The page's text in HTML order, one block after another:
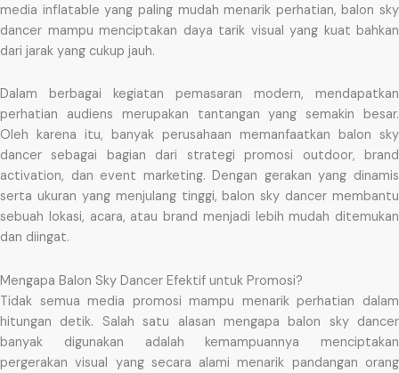
media inflatable yang paling mudah menarik perhatian, balon sky
dancer mampu menciptakan daya tarik visual yang kuat bahkan
dari jarak yang cukup jauh.
Dalam berbagai kegiatan pemasaran modern, mendapatkan
perhatian audiens merupakan tantangan yang semakin besar.
Oleh karena itu, banyak perusahaan memanfaatkan balon sky
dancer sebagai bagian dari strategi promosi outdoor, brand
activation, dan event marketing. Dengan gerakan yang dinamis
serta ukuran yang menjulang tinggi, balon sky dancer membantu
sebuah lokasi, acara, atau brand menjadi lebih mudah ditemukan
dan diingat.
Mengapa Balon Sky Dancer Efektif untuk Promosi?
Tidak semua media promosi mampu menarik perhatian dalam
hitungan detik. Salah satu alasan mengapa balon sky dancer
banyak digunakan adalah kemampuannya menciptakan
pergerakan visual yang secara alami menarik pandangan orang